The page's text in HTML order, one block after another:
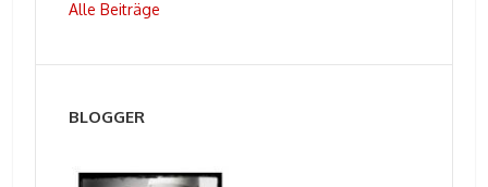
Alle Beiträge
BLOGGER